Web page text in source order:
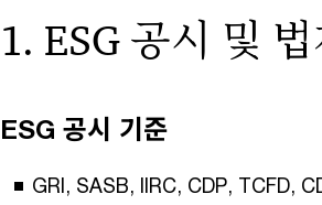
1. ESG 공시 및
ESG 공시 기준
GRI, SASB, IIRC, CDP, TCFD,